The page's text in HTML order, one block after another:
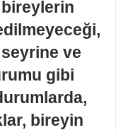
ve
gibi
bireyin